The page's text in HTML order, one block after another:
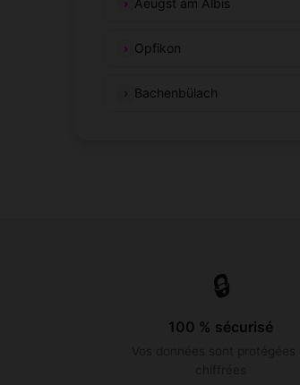
Aeugst am Albis
Opfikon
Bachenbülach
🔒
100 % sécurisé